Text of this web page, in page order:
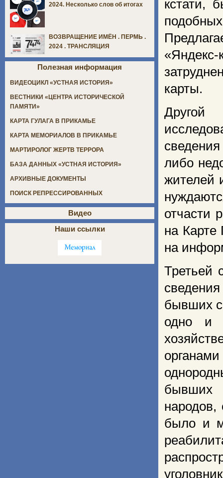
кстати,
карты.
либо
жителей
отчасти
на Карте
на
Третьей
бывших
одно и
бывших
народов,
было и
2024. Несколько слов об итогах
ВОЗВРАЩЕНИЕ ИМЁН . ПЕРМЬ .
2024 . ТРАНСЛЯЦИЯ
Полезная информация
ВИДЕОЦИКЛ «УСТНАЯ ИСТОРИЯ»
ВЕСТНИКИ «ЦЕНТРА ИСТОРИЧЕСКОЙ
ПАМЯТИ»
КАРТА ГУЛАГА В ПРИКАМЬЕ
КАРТА МЕМОРИАЛОВ В ПРИКАМЬЕ
МАРТИРОЛОГ ЖЕРТВ ТЕРРОРА
БАЗА ДАННЫХ «УСТНАЯ ИСТОРИЯ»
АРХИВНЫЕ ДОКУМЕНТЫ
ПОИСК РЕПРЕССИРОВАННЫХ
Видео
Наши ссылки